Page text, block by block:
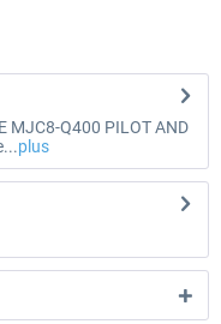
MJC8-Q400 PILOT AND
plus